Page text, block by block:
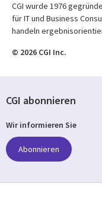
CGI wurde 1976
für IT und Business
handeln
© 2026 CGI Inc.
CGI abonnieren
Wir informieren Sie
Abonnieren